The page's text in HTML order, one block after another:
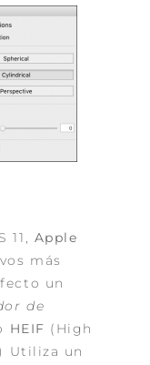
11, Apple
más
un
de
HEIF (High
Utiliza un